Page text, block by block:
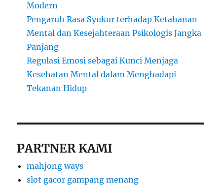
Modern
Pengaruh Rasa Syukur terhadap Ketahanan
Mental dan Kesejahteraan Psikologis Jangka
Panjang
Regulasi Emosi sebagai Kunci Menjaga
Kesehatan Mental dalam Menghadapi
Tekanan Hidup
PARTNER KAMI
mahjong ways
slot gacor gampang menang